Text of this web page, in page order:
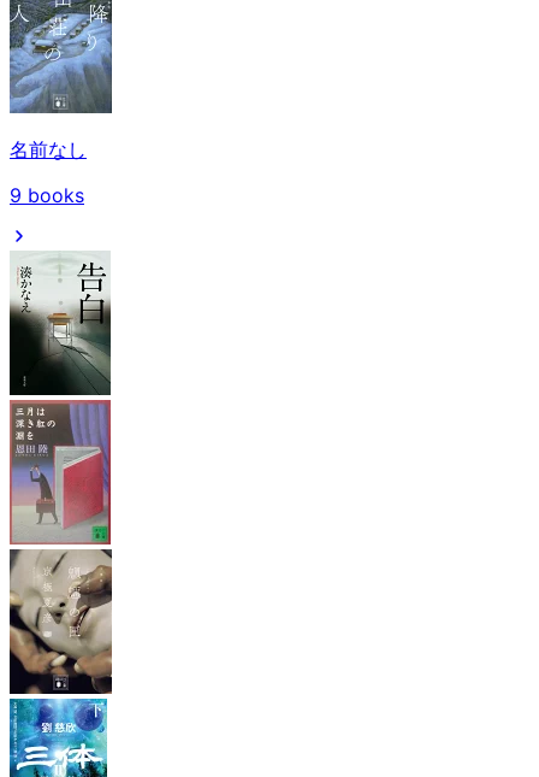
名前なし
9 books